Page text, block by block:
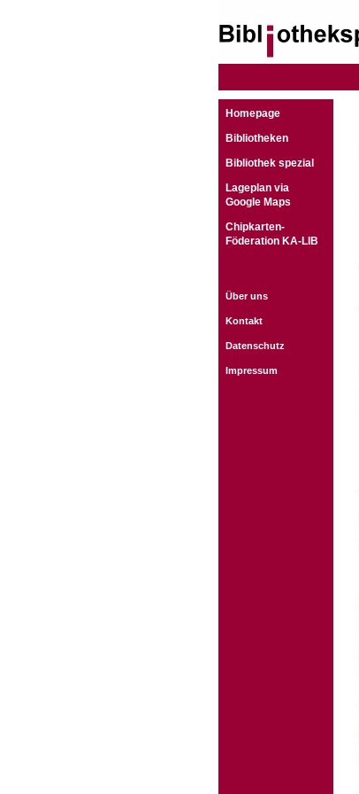
Homepage
Bibliotheken
Bibliothek spezial
Lageplan via
Google Maps
Chipkarten-
Föderation KA-LIB
Über uns
Kontakt
Datenschutz
Impressum